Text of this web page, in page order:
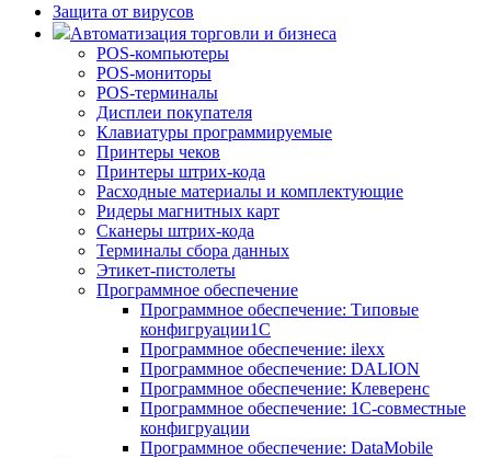
Защита от вирусов
Автоматизация торговли и бизнеса
POS-компьютеры
POS-мониторы
POS-терминалы
Дисплеи покупателя
Клавиатуры программируемые
Принтеры чеков
Принтеры штрих-кода
Расходные материалы и комплектующие
Ридеры магнитных карт
Сканеры штрих-кода
Терминалы сбора данных
Этикет-пистолеты
Программное обеспечение
Программное обеспечение: Типовые
конфигруации1С
Программное обеспечение: ilexx
Программное обеспечение: DALION
Программное обеспечение: Клеверенс
Программное обеспечение: 1С-совместные
конфигруации
Программное обеспечение: DataMobile